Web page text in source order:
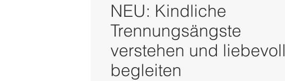
NEU: Kindliche
Trennungsängste
verstehen und liebevoll
begleiten